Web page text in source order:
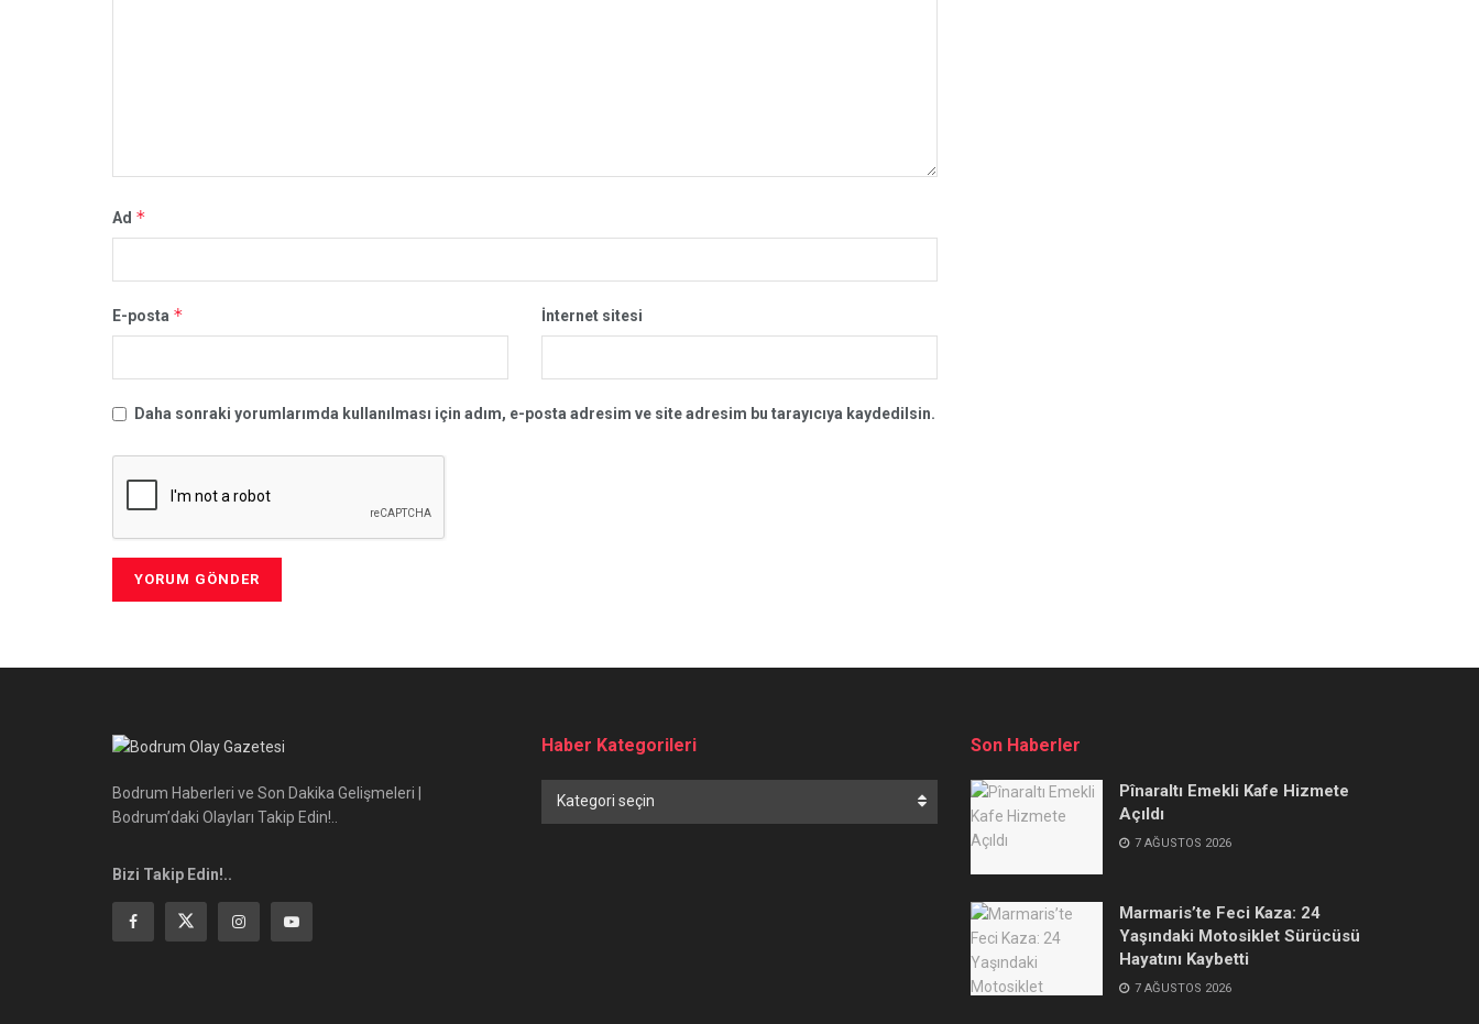
Ad *
E-posta * İnternet sitesi
Daha sonraki yorumlarımda kullanılması için adım, e-posta adresim ve site adresim bu tarayıcıya kaydedilsin.
Bodrum Haberleri ve Son Dakika Gelişmeleri |
Bodrum’daki Olayları Takip Edin!..
Bizi Takip Edin!..
Haber Kategorileri
Haber
Kategorileri
Kategori seçin
Son Haberler
Pînaraltı Emekli Kafe Hizmete
Açıldı
7 AĞUSTOS 2026
Marmaris’te Feci Kaza: 24
Yaşındaki Motosiklet Sürücüsü
Hayatını Kaybetti
7 AĞUSTOS 2026